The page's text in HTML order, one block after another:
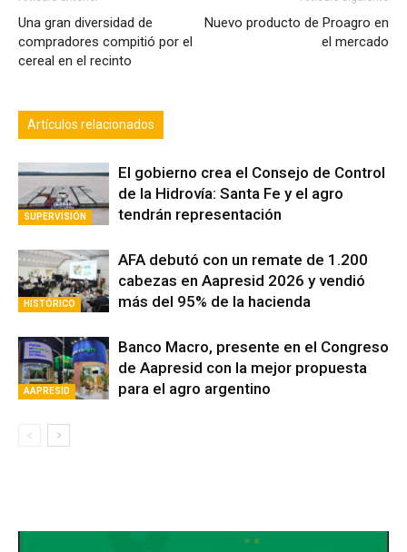
Una gran diversidad de
compradores compitió por el
cereal en el recinto
Nuevo producto de Proagro en
el mercado
Artículos relacionados
SUPERVISIÓN
El gobierno crea el Consejo de Control
de la Hidrovía: Santa Fe y el agro
tendrán representación
HISTÓRICO
AFA debutó con un remate de 1.200
cabezas en Aapresid 2026 y vendió
más del 95% de la hacienda
AAPRESID
Banco Macro, presente en el Congreso
de Aapresid con la mejor propuesta
para el agro argentino